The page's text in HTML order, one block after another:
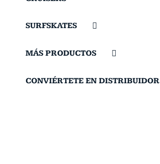
SURFSKATES
MÁS PRODUCTOS
CONVIÉRTETE EN DISTRIBUIDOR